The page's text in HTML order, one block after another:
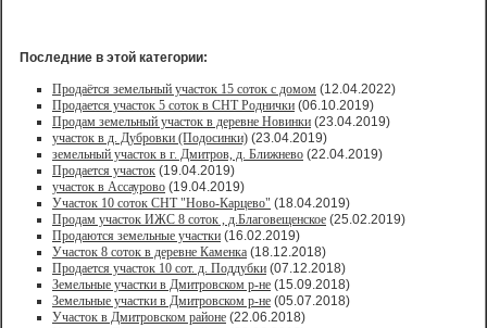
Последние в этой категории:
Продаётся земельный участок 15 соток с домом (12.04.2022)
Продается участок 5 соток в СНТ Роднички (06.10.2019)
Продам земельный участок в деревне Новинки (23.04.2019)
участок в д. Дубровки (Подосинки) (23.04.2019)
земельный участок в г. Дмитров, д. Ближнево (22.04.2019)
Продается участок (19.04.2019)
участок в Ассаурово (19.04.2019)
Участок 10 соток СНТ "Ново-Карцево" (18.04.2019)
Продам участок ИЖС 8 соток , д.Благовещенское (25.02.2019)
Продаются земельные участки (16.02.2019)
Участок 8 соток в деревне Каменка (18.12.2018)
Продается участок 10 сот. д. Поддубки (07.12.2018)
Земельные участки в Дмитровском р-не (15.09.2018)
Земельные участки в Дмитровском р-не (05.07.2018)
Участок в Дмитровском районе (22.06.2018)